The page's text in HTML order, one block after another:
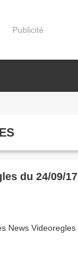
Publicité
du 24/09/17